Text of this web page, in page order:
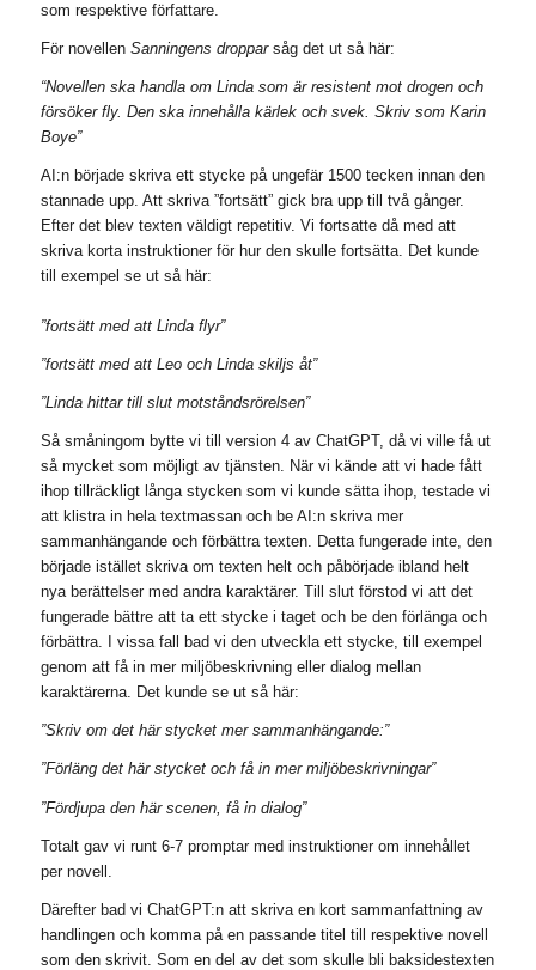
som respektive författare.
För novellen Sanningens dropparsåg det ut så här:
“Novellen ska handla om Linda som är resistent mot drogen och
försöker fly. Den ska innehålla kärlek och svek. Skriv som Karin
Boye”
AI:n började skriva ett stycke på ungefär 1500 tecken innan den
stannade upp. Att skriva ”fortsätt” gick bra upp till två gånger.
Efter det blev texten väldigt repetitiv. Vi fortsatte då med att
skriva korta instruktioner för hur den skulle fortsätta. Det kunde
till exempel se ut så här:
”fortsätt med att Linda flyr”
”fortsätt med att Leo och Linda skiljs åt”
”Linda hittar till slut motståndsrörelsen”
Så småningom bytte vi till version 4 av ChatGPT, då vi ville få ut
så mycket som möjligt av tjänsten. När vi kände att vi hade fått
ihop tillräckligt långa stycken som vi kunde sätta ihop, testade vi
att klistra in hela textmassan och be AI:n skriva mer
sammanhängande och förbättra texten. Detta fungerade inte, den
började istället skriva om texten helt och påbörjade ibland helt
nya berättelser med andra karaktärer. Till slut förstod vi att det
fungerade bättre att ta ett stycke i taget och be den förlänga och
förbättra. I vissa fall bad vi den utveckla ett stycke, till exempel
genom att få in mer miljöbeskrivning eller dialog mellan
karaktärerna. Det kunde se ut så här:
”Skriv om det här stycket mer sammanhängande:”
”Förläng det här stycket och få in mer miljöbeskrivningar”
”Fördjupa den här scenen, få in dialog”
Totalt gav vi runt 6-7 promptar med instruktioner om innehållet
per novell.
Därefter bad vi ChatGPT:n att skriva en kort sammanfattning av
handlingen och komma på en passande titel till respektive novell
som den skrivit. Som en del av det som skulle bli baksidestexten